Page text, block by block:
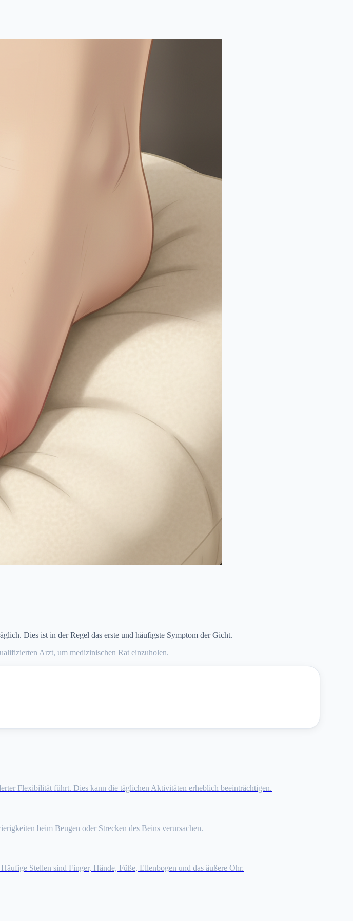
Dies ist in der Regel das erste und häufigste Symptom der Gicht.
Arzt, um medizinischen Rat einzuholen.
Flexibilität führt. Dies kann die täglichen Aktivitäten erheblich beeinträchtigen.
beim Beugen oder Strecken des Beins verursachen.
Stellen sind Finger, Hände, Füße, Ellenbogen und das äußere Ohr.